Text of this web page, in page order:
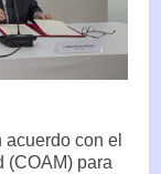
con el
(COAM) para